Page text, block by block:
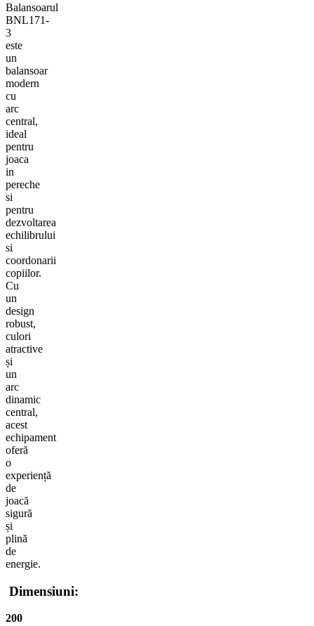
Balansoarul
BNL171-
3
este
un
balansoar
modern
cu
arc
central,
ideal
pentru
joaca
in
pereche
si
pentru
dezvoltarea
echilibrului
si
coordonarii
copiilor.
Cu
un
design
robust,
culori
atractive
și
un
arc
dinamic
central,
acest
echipament
oferă
o
experiență
de
joacă
sigură
și
plină
de
energie.
Dimensiuni:
200